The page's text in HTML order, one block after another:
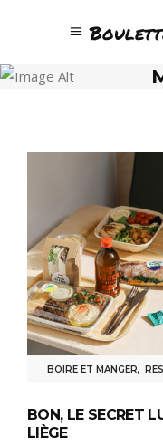
BOIRE ET MANGER,
BON, LE SECRET
LIÈGE